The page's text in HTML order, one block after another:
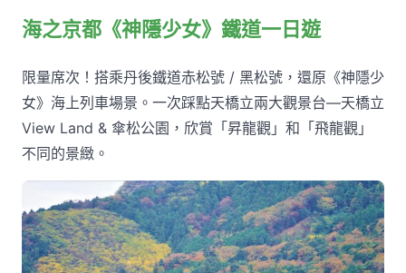
海之京都《神隱少女》鐵道一日遊
限量席次！搭乘丹後鐵道赤松號 / 黑松號，還原《神隱少
女》海上列車場景。一次踩點天橋立兩大觀景台—天橋立
View Land & 傘松公園，欣賞「昇龍觀」和「飛龍觀」
不同的景緻。